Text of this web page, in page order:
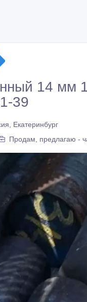
14
39
Екатеринбург
Продам, предлагаю -